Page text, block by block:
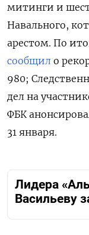
митинги и
Навального,
арестом. По
сообщил о
980;
дел на
ФБК
31 января.
Лидера
Васильеву